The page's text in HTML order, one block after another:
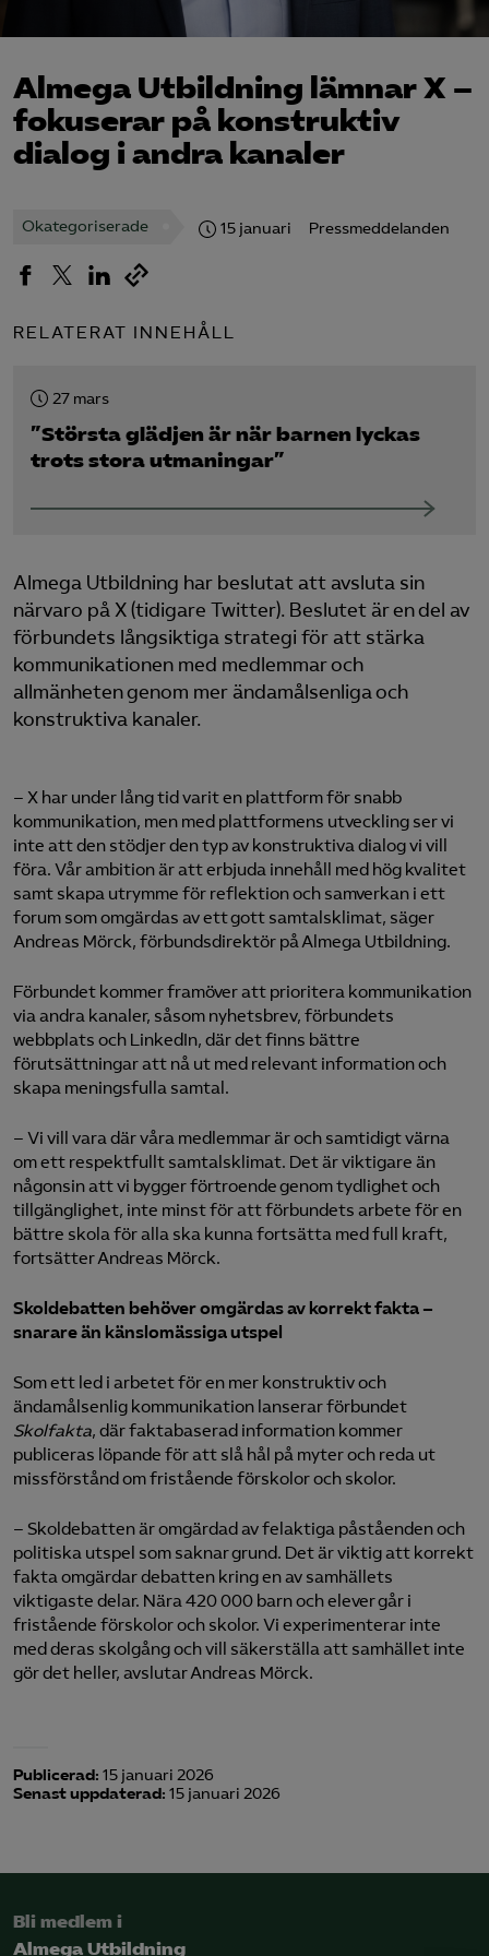
Sök på almegautbildning.se
Almega Utbildning lämnar X –
fokuserar på konstruktiv
dialog i andra kanaler
Okategoriserade 15 januari Pressmeddelanden
RELATERAT INNEHÅLL
27 mars
”Största glädjen är när barnen lyckas
trots stora utmaningar”
Almega Utbildning har beslutat att avsluta sin
närvaro på X (tidigare Twitter). Beslutet är en del av
förbundets långsiktiga strategi för att stärka
kommunikationen med medlemmar och
allmänheten genom mer ändamålsenliga och
konstruktiva kanaler.
– X har under lång tid varit en plattform för snabb
kommunikation, men med plattformens utveckling ser vi
inte att den stödjer den typ av konstruktiva dialog vi vill
föra. Vår ambition är att erbjuda innehåll med hög kvalitet
samt skapa utrymme för reflektion och samverkan i ett
forum som omgärdas av ett gott samtalsklimat, säger
Andreas Mörck, förbundsdirektör på Almega Utbildning.
Förbundet kommer framöver att prioritera kommunikation
via andra kanaler, såsom nyhetsbrev, förbundets
webbplats och LinkedIn, där det finns bättre
förutsättningar att nå ut med relevant information och
skapa meningsfulla samtal.
– Vi vill vara där våra medlemmar är och samtidigt värna
om ett respektfullt samtalsklimat. Det är viktigare än
någonsin att vi bygger förtroende genom tydlighet och
tillgänglighet, inte minst för att förbundets arbete för en
bättre skola för alla ska kunna fortsätta med full kraft,
fortsätter Andreas Mörck.
Skoldebatten behöver omgärdas av korrekt fakta –
snarare än känslomässiga utspel
Som ett led i arbetet för en mer konstruktiv och
ändamålsenlig kommunikation lanserar förbundet
Skolfakta, där faktabaserad information kommer
publiceras löpande för att slå hål på myter och reda ut
missförstånd om fristående förskolor och skolor.
– Skoldebatten är omgärdad av felaktiga påståenden och
politiska utspel som saknar grund. Det är viktig att korrekt
fakta omgärdar debatten kring en av samhällets
viktigaste delar. Nära 420 000 barn och elever går i
fristående förskolor och skolor. Vi experimenterar inte
med deras skolgång och vill säkerställa att samhället inte
gör det heller, avslutar Andreas Mörck.
Publicerad: 15 januari 2026
Senast uppdaterad: 15 januari 2026
Bli medlem i
Almega Utbildning